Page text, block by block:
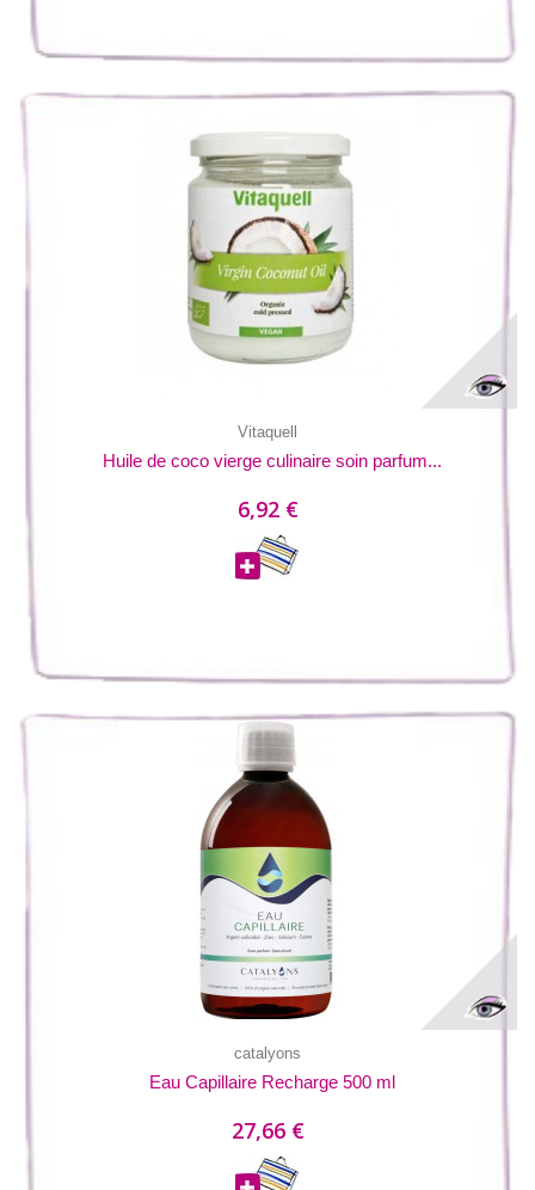
Vitaquell
Huile de coco vierge culinaire soin parfum...
6,92 €
catalyons
Eau Capillaire Recharge 500 ml
27,66 €